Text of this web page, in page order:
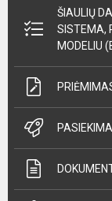
ŠIAULIŲ
SISTEMA,
MODELIU
PASIEKIMAI